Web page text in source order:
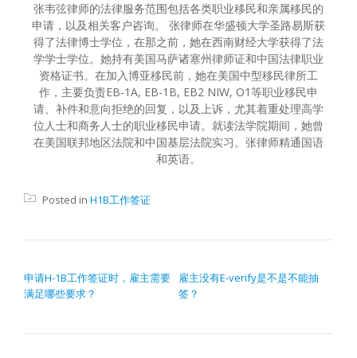
张韦弦律师的法律服务范围包括各类职业移民和亲属移民的
申请，以及相关客户咨询。 张律师在华盛顿大学圣路易斯获
得了法律博士学位，在那之前，她在西南财经大学获得了法
学学士学位。她持有美国马萨诸塞州律师证和中国法律职业
资格证书。在加入博亚移民前，她在美国中型移民律所工
作，主要负责EB-1A, EB-1B, EB2 NIW, O1等职业移民申
请、补件和意向拒绝的回复，以及上诉，尤其着重处理高学
位人士和商务人士的职业移民申请。就读法学院期间，她曾
在美国联邦地区法院和中国基层法院实习。张律师精通国语
和英语。
Posted in H1B工作签证
申请H-1B工作签证时，雇主需要
满足哪些要求？
雇主没有E-verify是不是不能抽
签？